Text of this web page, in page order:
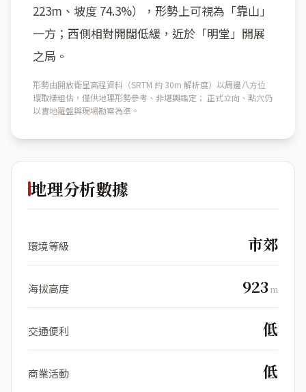
223m、坡度 74.3%），形勢上可視為「靠山」
一方；西側相對開闊低緩，近於「明堂」開展
之局。
形勢由開放衛星高程資料（SRTM 約 30m 解析度）以周邊八方位
環取樣粗估，僅供地理形勢參考、非堪輿鑑定； 正式立向、點穴仍
以實地羅盤與現場勘察為準。
地理分析數據
環境等級 市郊
海拔高度 923m
交通便利 低
商業活動 低